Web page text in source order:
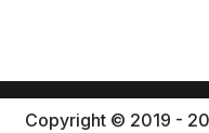
Copyright © 2019 -